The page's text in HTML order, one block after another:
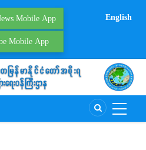
Mobile App
Mobile App
English